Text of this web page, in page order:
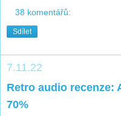
38 komentářů:
Sdílet
7.11.22
Retro audio recenze:
70%